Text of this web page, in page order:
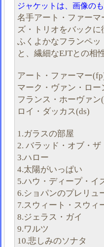
ジャケットは、画像の
名手アート・ファー
ズ・トリオをバック
ふくよかなフランペ
と、繊細なEJTとの相
アート・ファーマー
マーク・ヴァン・ロー
フランス・ホーヴァン
ロイ・ダッカス(ds)
1.ガラスの部屋
2. バラッド・オブ・
3.ハロー
4.太陽がいっぱい
5.ハウ・ディープ・イ
6.ショパンのプレリュ
7.スウィート・スウィ
8.ジェラス・ガイ
9.ワルツ
10.悲しみのソナタ